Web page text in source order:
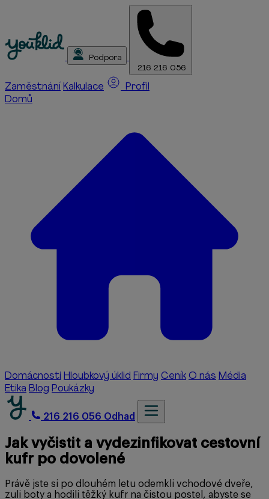
Podpora
216 216 056
Zaměstnání Kalkulace
Profil
Domů
Domácnosti Hloubkový úklid Firmy Ceník O nás Média
Etika Blog Poukázky
216 216 056 Odhad
Jak vyčistit a vydezinfikovat cestovní
kufr po dovolené
Právě jste si po dlouhém letu odemkli vchodové dveře,
zuli boty a hodili těžký kufr na čistou postel, abyste se